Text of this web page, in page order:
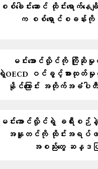
စစ်ခေါင်းဆောင် ထိုင်းရောက်နေ
က စစ်ရှောင်စခန်းကို
မင်းအောင်လှိုင်ကို ကြိုဆို
ရဲ့OECD ဝင်ခွင့်အားထုတ်
နိုင်ကြောင်း အတိုက်အခံပါ
မင်းအောင်လှိုင်ရဲ့ ခရီးစဉ်နဲ့
အနူတင်ကို ထိုင်းအရပ်
အစည်းတွေ ဆန္ဒပ